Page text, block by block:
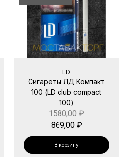
LD
Сигареты ЛД Компакт
100 (LD club compact
100)
1580,00₽
869,00 ₽
В корзину